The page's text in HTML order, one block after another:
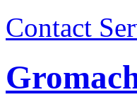
Contact